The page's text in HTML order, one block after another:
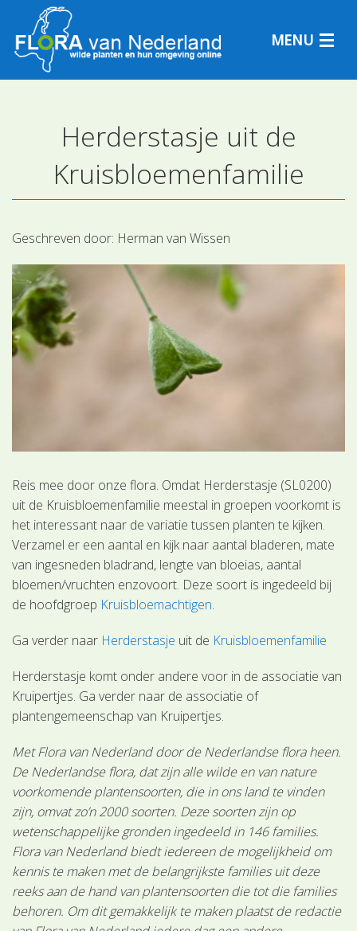
MENU
Plantensoorten
Determineren
Herderstasje uit de
Kruisbloemenfamilie
Geschreven door: Herman van Wissen
Reis mee door onze flora. Omdat Herderstasje (SL0200)
uit de Kruisbloemenfamilie meestal in groepen voorkomt is
het interessant naar de variatie tussen planten te kijken.
Verzamel er een aantal en kijk naar aantal bladeren, mate
van ingesneden bladrand, lengte van bloeias, aantal
bloemen/vruchten enzovoort. Deze soort is ingedeeld bij
de hoofdgroep Kruisbloemachtigen.
Ga verder naar Herderstasje uit de Kruisbloemenfamilie
Herderstasje komt onder andere voor in de associatie van
Kruipertjes. Ga verder naar de associatie of
plantengemeenschap van Kruipertjes.
Met Flora van Nederland door de Nederlandse flora heen.
De Nederlandse flora, dat zijn alle wilde en van nature
voorkomende plantensoorten, die in ons land te vinden
zijn, omvat zo’n 2000 soorten. Deze soorten zijn op
wetenschappelijke gronden ingedeeld in 146 families.
Flora van Nederland biedt iedereen de mogelijkheid om
kennis te maken met de belangrijkste families uit deze
reeks aan de hand van plantensoorten die tot die families
behoren. Om dit gemakkelijk te maken plaatst de redactie